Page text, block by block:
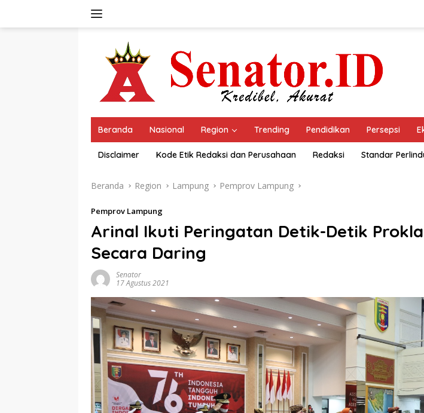
Beranda Nasional Region Trending Pendidikan Persepsi
Disclaimer Kode Etik Redaksi dan Perusahaan Redaksi Standar
Beranda Region Lampung Pemprov Lampung
Pemprov Lampung
Arinal Ikuti Peringatan Detik-Detik
Secara Daring
Senator
17 Agustus 2021